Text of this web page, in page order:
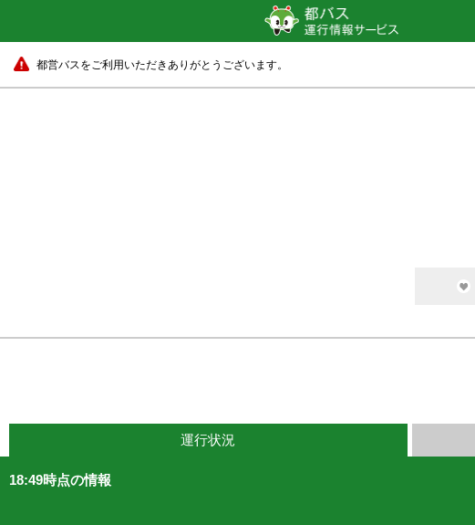
都営バスをご利用いただきありがとうございます。
運行状況
18:49時点の情報